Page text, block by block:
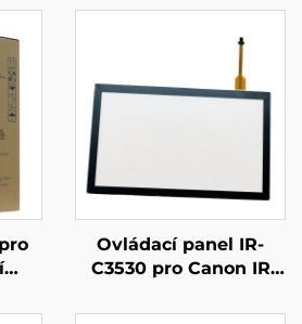
6450/6454/6455P
Ovládací panel IR-
C3530 pro Canon IR
C5560 C5540 4545